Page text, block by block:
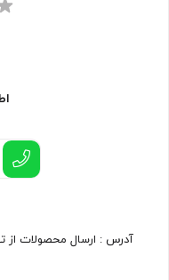
آدرس : ارسال محصولات